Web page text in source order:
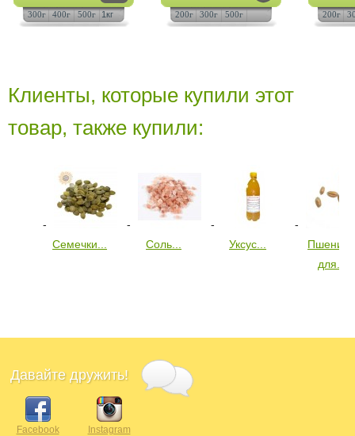
300г 400г 500г 1кг 200г 300г 500г 200г
Клиенты, которые купили этот
товар, также купили:
Семечки... Соль... Уксус...
для...
Давайте дружить!
Facebook Instagram